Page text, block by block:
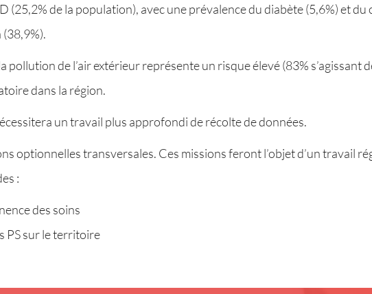
de la population), avec une prévalence du diabète (5,6%) et du
pollution de l’air extérieur représente un risque élevé (83% s’agissant
dans la région.
un travail plus approfondi de récolte de données.
optionnelles transversales. Ces missions feront l’objet d’un travail
:
des soins
PS sur le territoire